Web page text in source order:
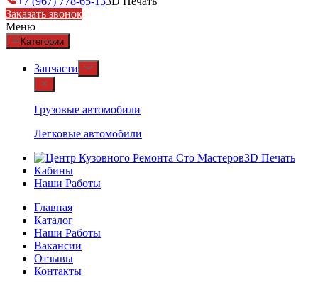
Заказать звонок
Меню
Категории
Запчасти
Грузовые автомобили
Легковые автомобили
3D Печать
Кабины
Наши Работы
Главная
Каталог
Наши Работы
Вакансии
Отзывы
Контакты